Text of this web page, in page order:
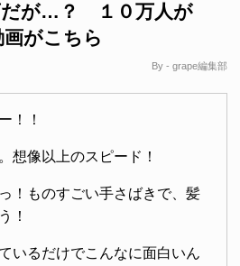
だが…？ １０万人が
画がこちら
By - grape編集部
！！
想像以上のスピード！
！ものすごい手さばきで、髪
！
いるだけでこんなに面白いん